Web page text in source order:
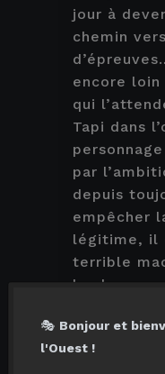
jour à
chemin
encore loin
qui
Tapi dans
par
depuis
empêcher
légitime, il
terrible
Chassé de
lion
🎭 Bonjour et
l'Ouest !